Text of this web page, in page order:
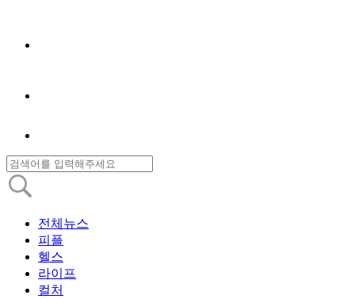
전체뉴스
피플
헬스
라이프
컬처